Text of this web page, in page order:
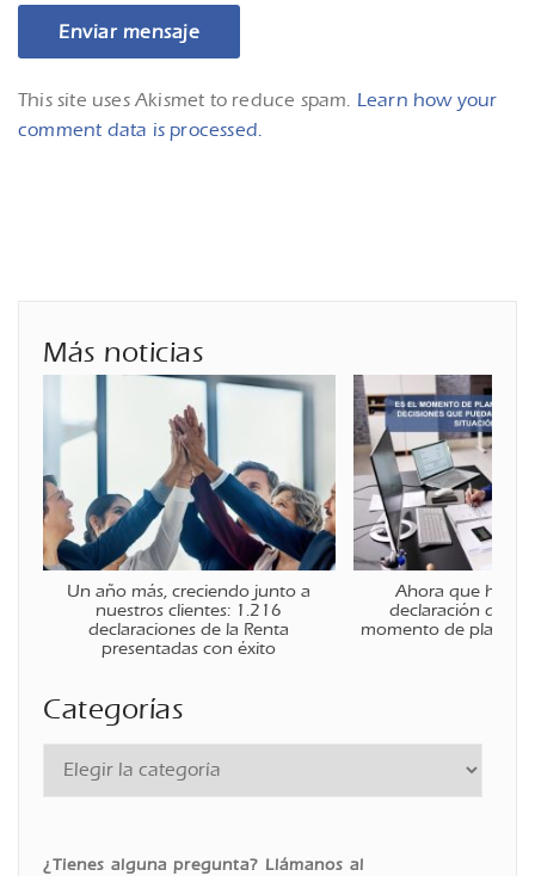
This site uses Akismet to reduce spam. Learn how your
comment data is processed.
Más noticias
Un año más, creciendo junto a
nuestros clientes: 1.216
declaraciones de la Renta
presentadas con éxito
Ahora que ha
declaración de la
momento de
Categorías
¿Tienes alguna pregunta? Llámanos al